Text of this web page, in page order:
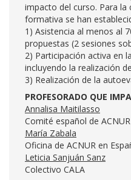
impacto del curso. Para la
formativa se han
1) Asistencia al menos al
propuestas (2 sesiones
2) Participación activa en
incluyendo la realización
3) Realización de la
PROFESORADO QUE
Annalisa Maitilasso
Comité español de ACNUR
María Zabala
Oficina de ACNUR en
Leticia Sanjuán Sanz
Colectivo CALA